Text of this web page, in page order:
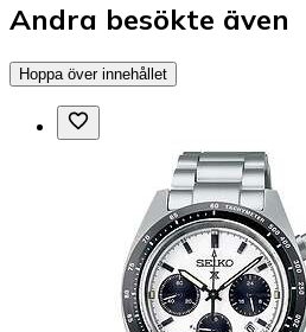
Andra besökte även
Hoppa över innehållet